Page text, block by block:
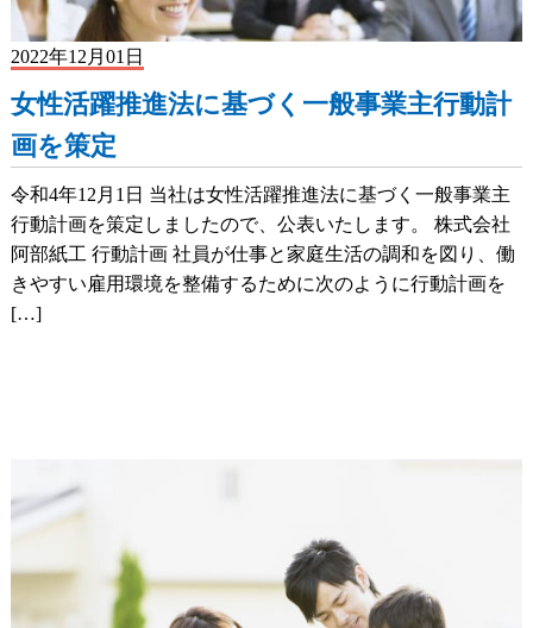
2022年12月01日
女性活躍推進法に基づく一般事業主行動計
画を策定
令和4年12月1日 当社は女性活躍推進法に基づく一般事業主
行動計画を策定しましたので、公表いたします。 株式会社
阿部紙工 行動計画 社員が仕事と家庭生活の調和を図り、働
きやすい雇用環境を整備するために次のように行動計画を
[…]